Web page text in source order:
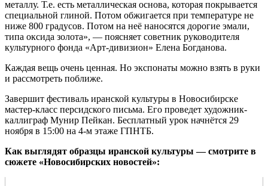
металлу. Т.е. есть металлическая основа, которая покрывается
специальной глиной. Потом обжигается при температуре не
ниже 800 градусов. Потом на неё наносятся дорогие эмали,
типа оксида золота», — поясняет советник руководителя
культурного фонда «Арт-дивизион» Елена Богданова.
Каждая вещь очень ценная. Но экспонаты можно взять в руки
и рассмотреть поближе.
Завершит фестиваль иранской культуры в Новосибирске
мастер-класс персидского письма. Его проведет художник-
каллиграф Мунир Пейкан. Бесплатный урок начнётся 29
ноября в 15:00 на 4-м этаже ГПНТБ.
Как выглядят образцы иранской культуры — смотрите в
сюжете «Новосибирских новостей»: